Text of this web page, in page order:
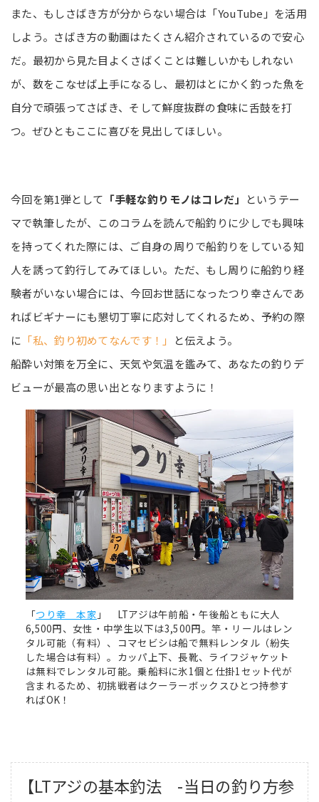
また、もしさばき方が分からない場合は「YouTube」を活用
しよう。さばき方の動画はたくさん紹介されているので安心
だ。最初から見た目よくさばくことは難しいかもしれない
が、数をこなせば上手になるし、最初はとにかく釣った魚を
自分で頑張ってさばき、そして鮮度抜群の食味に舌鼓を打
つ。ぜひともここに喜びを見出してほしい。
今回を第1弾として 「手軽な釣りモノはコレだ」
というテー
マで執筆したが、このコラムを読んで船釣りに少しでも興味
を持ってくれた際には、ご自身の周りで船釣りをしている知
人を誘って釣行してみてほしい。ただ、もし周りに船釣り経
験者がいない場合には、今回お世話になったつり幸さんであ
ればビギナーにも懇切丁寧に応対してくれるため、予約の際
に 「私、釣り初めてなんです！」
と伝えよう。
船酔い対策を万全に、天気や気温を鑑みて、あなたの釣りデ
ビューが最高の思い出となりますように！
「つり幸 本家 」 LTアジは午前船・午後船ともに大人
6,500円、女性・中学生以下は3,500円。竿・リールはレン
タル可能（有料）、コマセビシは船で無料レンタル（紛失
した場合は有料）。カッパ上下、長靴、ライフジャケット
は無料でレンタル可能。乗船料に氷1個と仕掛1セット代が
含まれるため、初挑戦者はクーラーボックスひとつ持参す
ればOK！
【LTアジの基本釣法 -当日の釣り方参